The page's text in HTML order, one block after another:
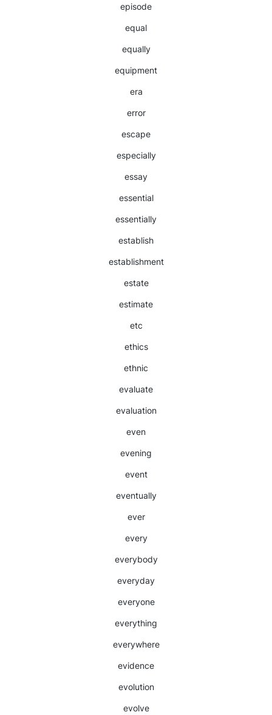
episode
equal
equally
equipment
era
error
escape
especially
essay
essential
essentially
establish
establishment
estate
estimate
etc
ethics
ethnic
evaluate
evaluation
even
evening
event
eventually
ever
every
everybody
everyday
everyone
everything
everywhere
evidence
evolution
evolve